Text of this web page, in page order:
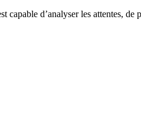
d’analyser les attentes,